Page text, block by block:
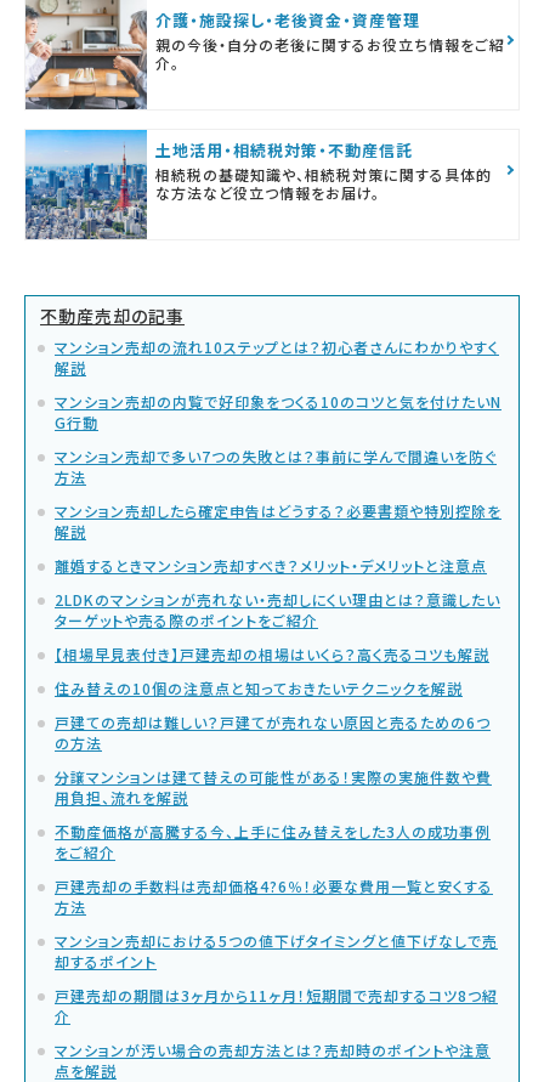
介護・施設探し・老後資金・資産管理
親の今後・自分の老後に関するお役立ち情報をご紹
介。
土地活用・相続税対策・不動産信託
相続税の基礎知識や、相続税対策に関する具体的
な方法など役立つ情報をお届け。
不動産売却の記事
マンション売却の流れ10ステップとは？初心者さんにわかりやすく
解説
マンション売却の内覧で好印象をつくる10のコツと気を付けたいN
G行動
マンション売却で多い7つの失敗とは？事前に学んで間違いを防ぐ
方法
マンション売却したら確定申告はどうする？必要書類や特別控除を
解説
離婚するときマンション売却すべき？メリット・デメリットと注意点
2LDKのマンションが売れない・売却しにくい理由とは？意識したい
ターゲットや売る際のポイントをご紹介
【相場早見表付き】戸建売却の相場はいくら？高く売るコツも解説
住み替えの10個の注意点と知っておきたいテクニックを解説
戸建ての売却は難しい？戸建てが売れない原因と売るための6つ
の方法
分譲マンションは建て替えの可能性がある！実際の実施件数や費
用負担、流れを解説
不動産価格が高騰する今、上手に住み替えをした3人の成功事例
をご紹介
戸建売却の手数料は売却価格4?6％！必要な費用一覧と安くする
方法
マンション売却における5つの値下げタイミングと値下げなしで売
却するポイント
戸建売却の期間は3ヶ月から11ヶ月！短期間で売却するコツ8つ紹
介
マンションが汚い場合の売却方法とは？売却時のポイントや注意
点を解説